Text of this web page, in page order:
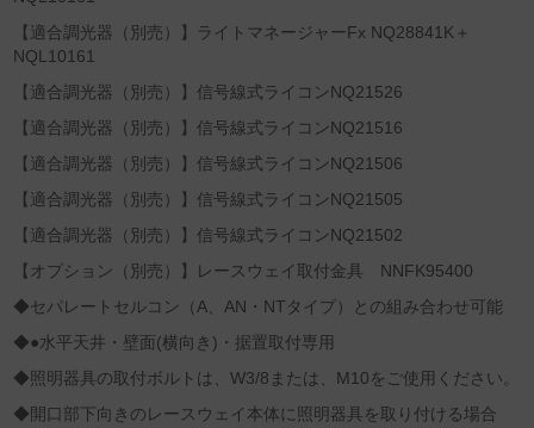
【適合調光器（別売）】ライトマネージャーFx NQ28841K＋
NQL10161
【適合調光器（別売）】信号線式ライコンNQ21526
【適合調光器（別売）】信号線式ライコンNQ21516
【適合調光器（別売）】信号線式ライコンNQ21506
【適合調光器（別売）】信号線式ライコンNQ21505
【適合調光器（別売）】信号線式ライコンNQ21502
【オプション（別売）】レースウェイ取付金具 NNFK95400
◆セパレートセルコン（A、AN・NTタイプ）との組み合わせ可能
◆●水平天井・壁面(横向き)・据置取付専用
◆照明器具の取付ボルトは、W3/8または、M10をご使用ください。
◆開口部下向きのレースウェイ本体に照明器具を取り付ける場合